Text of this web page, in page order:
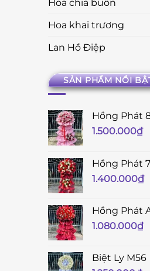
Hoa chia buồn
Hoa khai trương
Lan Hồ Điệp
SẢN PHẨM NỔI
Hồng Phát
1.500.000₫
Hồng Phát
1.400.000₫
Hồng Phát
1.080.000₫
Biệt Ly M56